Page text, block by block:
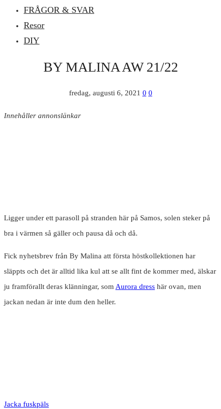
FRÅGOR & SVAR
Resor
DIY
BY MALINA AW 21/22
fredag, augusti 6, 2021 0 0
Innehåller annonslänkar
Ligger under ett parasoll på stranden här på Samos, solen steker på
bra i värmen så gäller och pausa då och då.
Fick nyhetsbrev från By Malina att första höstkollektionen har
släppts och det är alltid lika kul att se allt fint de kommer med, älskar
ju framförallt deras klänningar, somAurora dress här ovan, men
jackan nedan är inte dum den heller.
Jacka fuskpäls